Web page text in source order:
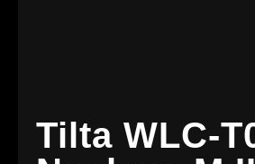
Tilta WLC-